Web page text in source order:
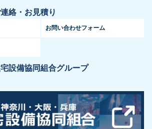
絡・お見積り
お問い合わせフォーム
設備協同組合グループ